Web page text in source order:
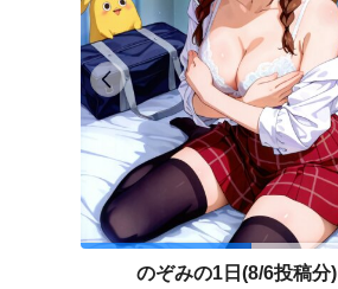
のぞみの1日(8/6投稿分)